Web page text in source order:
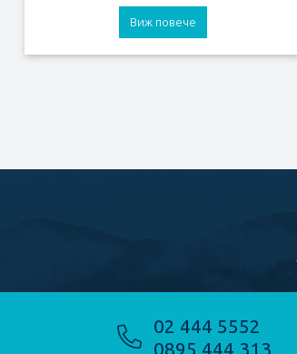
Виж повече
02 444 5552
0895 444 313